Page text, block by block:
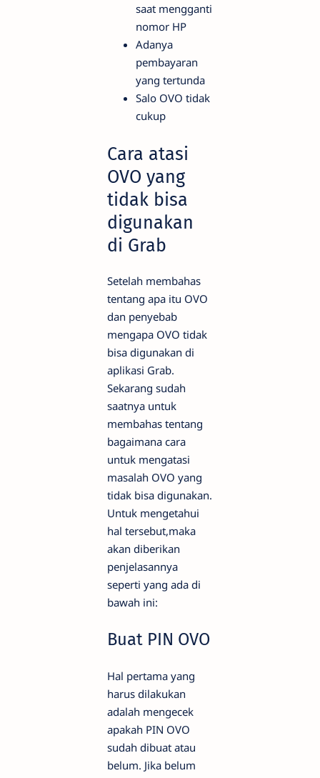
saat mengganti
nomor HP
Adanya
pembayaran
yang tertunda
Salo OVO tidak
cukup
Cara atasi
OVO yang
tidak bisa
digunakan
di Grab
Setelah membahas
tentang apa itu OVO
dan penyebab
mengapa OVO tidak
bisa digunakan di
aplikasi Grab.
Sekarang sudah
saatnya untuk
membahas tentang
bagaimana cara
untuk mengatasi
masalah OVO yang
tidak bisa digunakan.
Untuk mengetahui
hal tersebut,maka
akan diberikan
penjelasannya
seperti yang ada di
bawah ini:
Buat PIN OVO
Hal pertama yang
harus dilakukan
adalah mengecek
apakah PIN OVO
sudah dibuat atau
belum. Jika belum